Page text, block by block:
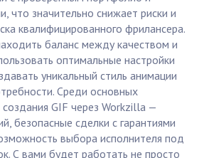
что значительно снижает риски и
квалифицированного фрилансера.
баланс между качеством и
оптимальные настройки
уникальный стиль анимации
Среди основных
GIF через Workzilla —
безопасные сделки с гарантиями
выбора исполнителя под
С вами будет работать не просто